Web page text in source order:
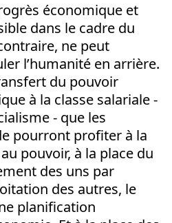
économique et
dans le cadre du
ne peut
l’humanité en arrière.
du pouvoir
à la classe salariale -
- que les
pourront profiter à la
pouvoir, à la place du
des uns par
des autres, le
planification